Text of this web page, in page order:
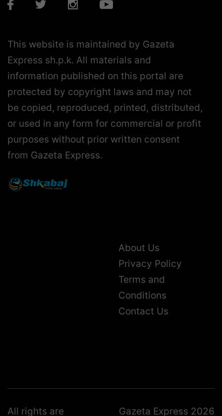
This website is maintained by Gazeta
Express sh.p.k. All materials and
information published on this portal are
protected by copyright laws and may not
be copied, reproduced, printed, distributed,
or used in any form for commercial or profit
purposes without prior written consent
from Gazeta Express.
About Us
Privacy Policy
Terms and
Conditions
Contact Us
All rights are Gazeta Express 2026